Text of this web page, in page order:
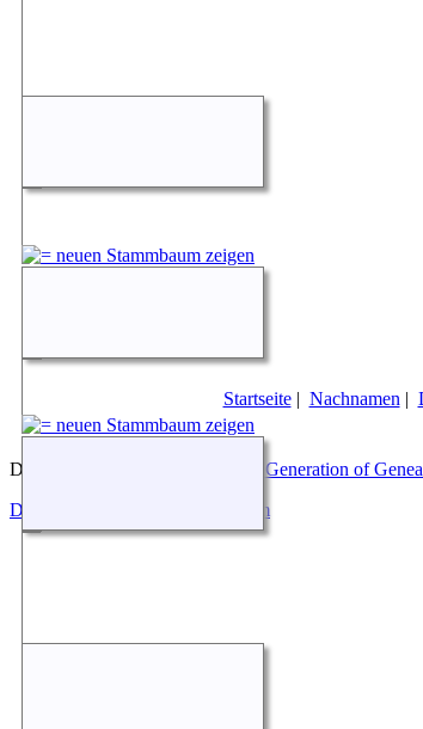
Startseite| Nachnamen |
Diese Website läuft mit The Next Generation of
Datenschutzerklärung
Impressum